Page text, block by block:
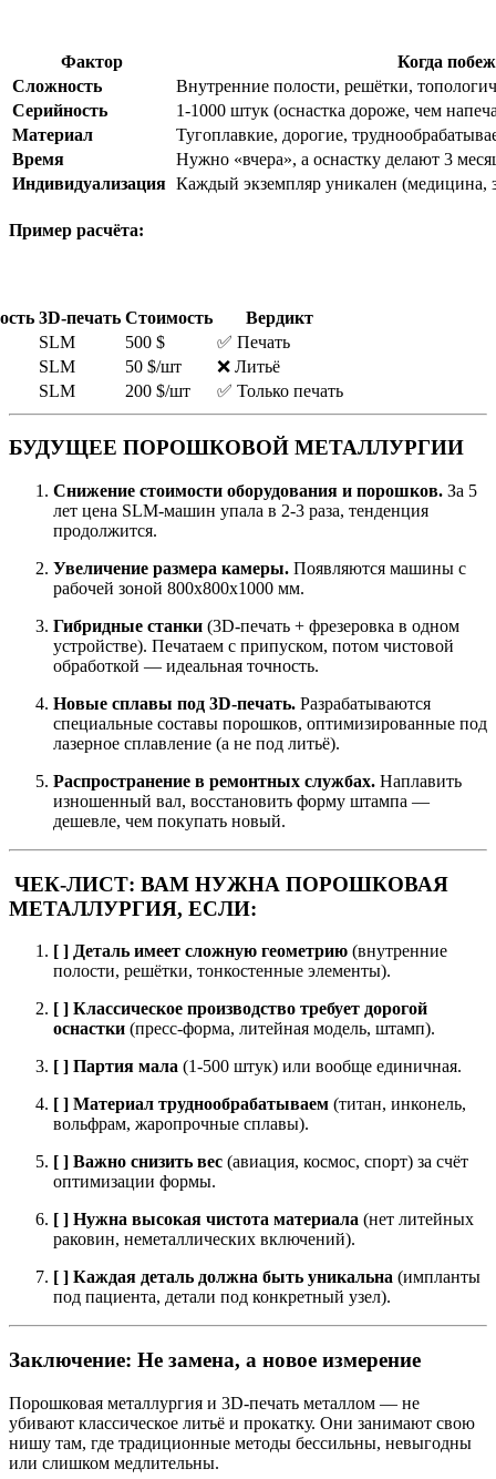
Фактор
Когда
Сложность
Внутренние полости, решётки,
Серийность
1-1000 штук (оснастка дороже, чем
Материал
Тугоплавкие, дорогие,
Время
Нужно «вчера», а оснастку делают 3
Индивидуализация Каждый экземпляр уникален (медицина,
Пример расчёта:
3D-печать Стоимость
Вердикт
SLM
500 $
✅ Печать
SLM
50 $/шт
❌ Литьё
SLM
200 $/шт ✅ Только печать
БУДУЩЕЕ ПОРОШКОВОЙ МЕТАЛЛУРГИИ
Снижение стоимости оборудования и порошков. За 5
лет цена SLM-машин упала в 2-3 раза, тенденция
продолжится.
Увеличение размера камеры. Появляются машины с
рабочей зоной 800x800x1000 мм.
Гибридные станки (3D-печать + фрезеровка в одном
устройстве). Печатаем с припуском, потом чистовой
обработкой — идеальная точность.
Новые сплавы под 3D-печать. Разрабатываются
специальные составы порошков, оптимизированные под
лазерное сплавление (а не под литьё).
Распространение в ремонтных службах. Наплавить
изношенный вал, восстановить форму штампа —
дешевле, чем покупать новый.
ЧЕК-ЛИСТ: ВАМ НУЖНА ПОРОШКОВАЯ
МЕТАЛЛУРГИЯ, ЕСЛИ:
[ ] Деталь имеет сложную геометрию (внутренние
полости, решётки, тонкостенные элементы).
[ ] Классическое производство требует дорогой
оснастки (пресс-форма, литейная модель, штамп).
[ ] Партия мала (1-500 штук) или вообще единичная.
[ ] Материал труднообрабатываем (титан, инконель,
вольфрам, жаропрочные сплавы).
[ ] Важно снизить вес (авиация, космос, спорт) за счёт
оптимизации формы.
[ ] Нужна высокая чистота материала (нет литейных
раковин, неметаллических включений).
[ ] Каждая деталь должна быть уникальна (импланты
под пациента, детали под конкретный узел).
Заключение: Не замена, а новое измерение
Порошковая металлургия и 3D-печать металлом — не
убивают классическое литьё и прокатку. Они занимают свою
нишу там, где традиционные методы бессильны, невыгодны
или слишком медлительны.